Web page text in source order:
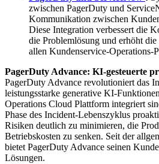
zwischen PagerDuty und
Kommunikation zwischen
Diese Integration verbessert die
die Problemlösung und erhöht
allen Kundenservice-Operations-
PagerDuty Advance: KI-gesteuerte
PagerDuty Advance revolutioniert das
leistungsstarke generative KI-
Operations Cloud Plattform integriert
Phase des Incident-Lebenszyklus
Risiken deutlich zu minimieren, die
Betriebskosten zu senken. Seit der
bietet PagerDuty Advance seinen
Lösungen.